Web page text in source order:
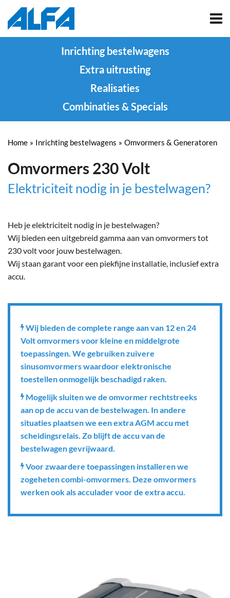
Inrichting bestelwagens
Extra uitrusting
Realisaties
Combinaties & Specials
Home » Inrichting bestelwagens » Omvormers & Generatoren
Omvormers 230 Volt
Elektriciteit nodig in je bestelwagen?
Heb je elektriciteit nodig in je bestelwagen?
Wij bieden een uitgebreid gamma aan van omvormers tot
230 volt voor jouw bestelwagen.
Wij staan garant voor een piekfijne installatie, inclusief extra
accu.
Wij bieden de complete range aan van 12 en 24
Volt omvormers voor kleine en middelgrote
toepassingen. We gebruiken zuivere
sinusomvormers waardoor elektronische
toestellen onmogelijk beschadigd raken.
Mogelijk sluiten we de omvormer rechtstreeks
aan op de accu van de bestelwagen. In andere
situaties plaatsen we een extra AGM accu met
scheidingsrelais. Zo blijft de accu van de
bestelwagen gevrijwaard.
Voor zwaardere toepassingen installeren we
zogeheten combi-omvormers. Deze omvormers
werken ook als acculader voor de extra accu.